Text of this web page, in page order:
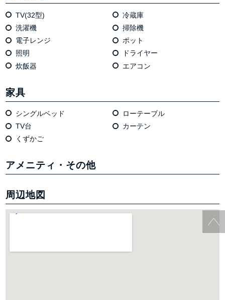
TV(32型)
冷蔵庫
洗濯機
掃除機
電⼦レンジ
ポット
照明
ドライヤー
炊飯器
エアコン
家具
シングルベッド
ローテーブル
TV台
カーテン
くずかご
アメニティ・その他
周辺地図